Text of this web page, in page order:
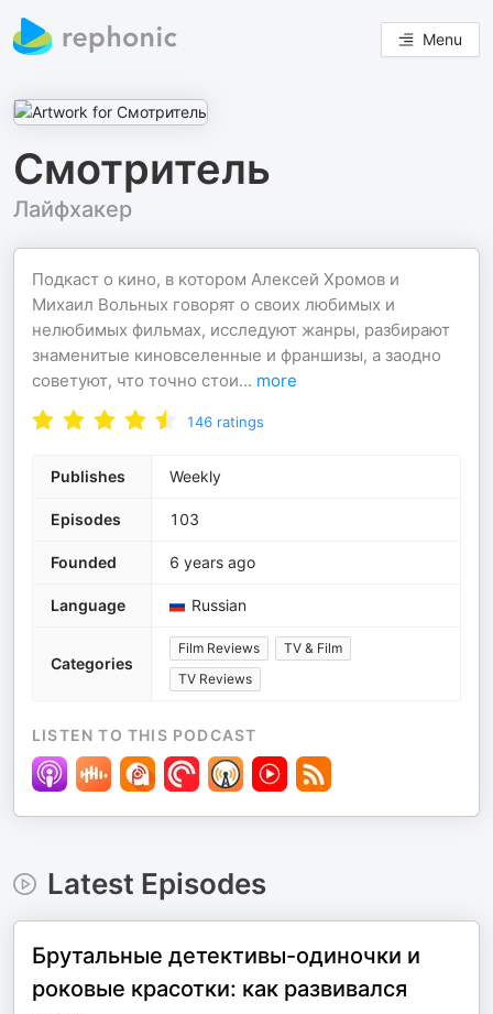
Menu
Смотритель
Лайфхакер
Подкаст о кино, в котором Алексей Хромов и
Михаил Вольных говорят о своих любимых и
нелюбимых фильмах, исследуют жанры, разбирают
знаменитые киновселенные и франшизы, а заодно
советуют, что точно стои... more
146 ratings
Publishes Weekly
Episodes 103
Founded 6 years ago
Language Russian
Categories
Film Reviews
TV & Film
TV Reviews
LISTEN TO THIS PODCAST
Latest Episodes
Брутальные детективы-одиночки и
роковые красотки: как развивался